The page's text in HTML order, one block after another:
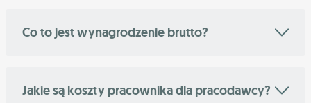
Co to jest wynagrodzenie brutto?
Jakie są koszty pracownika dla pracodawcy?